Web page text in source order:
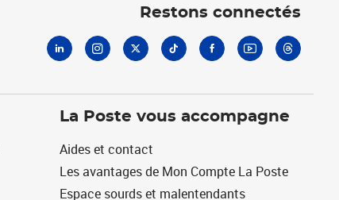
Restons connectés
La Poste vous accompagne
Aides et contact
Les avantages de Mon Compte La Poste
Espace sourds et malentendants